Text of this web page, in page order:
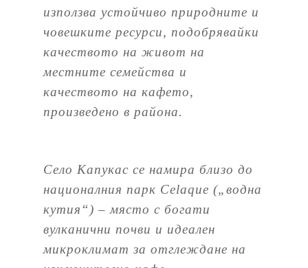
използва устойчиво природните и
човешките ресурси, подобрявайки
качеството на живот на
местните семейства и
качеството на кафето,
произведено в района.
Село Капукас се намира близо до
националния парк Celaque („водна
кутия“) – място с богати
вулканични почви и идеален
микроклимат за отглеждане на